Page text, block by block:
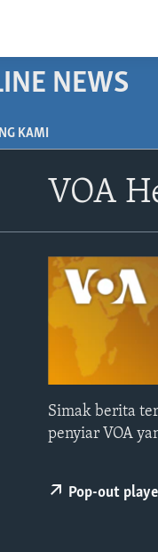
NEWS
KAMI
VOA
Simak berita
penyiar VOA
Pop-out